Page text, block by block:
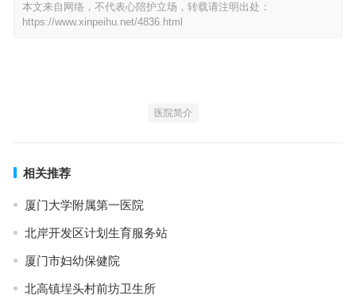
本文来自网络，不代表心陪护立场，转载请注明出处：
https://www.xinpeihu.net/4836.html
医院简介
相关推荐
厦门大学附属第一医院
北岸开发区计划生育服务站
厦门市妇幼保健院
北高镇埕头村前坊卫生所